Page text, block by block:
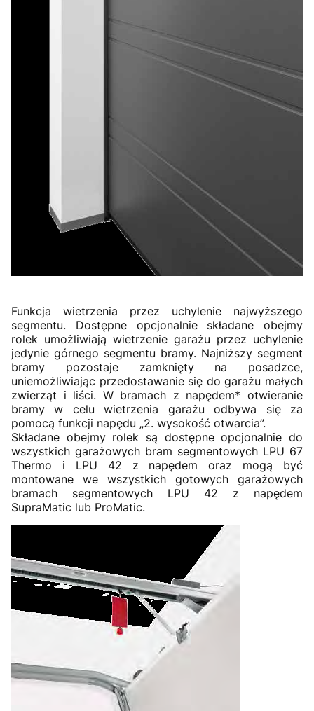
Funkcja wietrzenia przez uchylenie najwyższego
segmentu. Dostępne opcjonalnie składane obejmy
rolek umożliwiają wietrzenie garażu przez uchylenie
jedynie górnego segmentu bramy. Najniższy segment
bramy pozostaje zamknięty na posadzce,
uniemożliwiając przedostawanie się do garażu małych
zwierząt i liści. W bramach z napędem* otwieranie
bramy w celu wietrzenia garażu odbywa się za
pomocą funkcji napędu „2. wysokość otwarcia”.
Składane obejmy rolek są dostępne opcjonalnie do
wszystkich garażowych bram segmentowych LPU 67
Thermo i LPU 42 z napędem oraz mogą być
montowane we wszystkich gotowych garażowych
bramach segmentowych LPU 42 z napędem
SupraMatic lub ProMatic.